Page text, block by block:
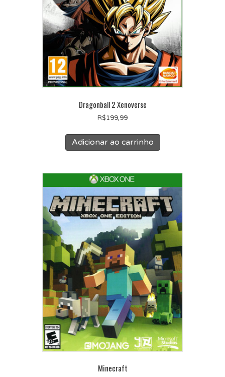
Dragonball 2 Xenoverse
R$199,99
Adicionar ao carrinho
Minecraft